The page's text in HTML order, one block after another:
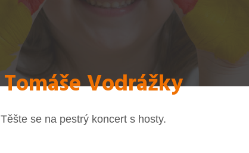
Vodrážky
se na pestrý koncert s hosty.